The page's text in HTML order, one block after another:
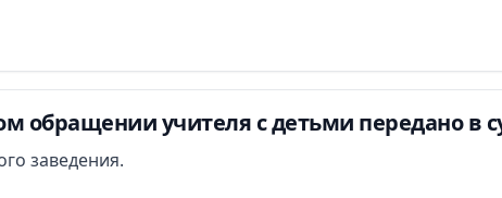
обращении учителя с детьми передано в
заведения.